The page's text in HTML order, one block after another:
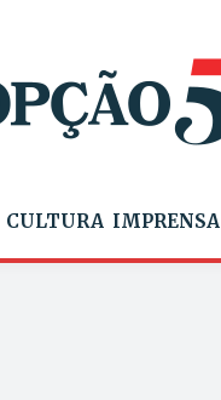
CULTURA IMPRENSA